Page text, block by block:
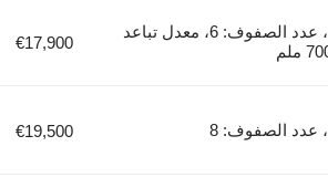
سنة: 2015، عدد الصفوف: 6، معدل تباعد
€17,900
€19,500